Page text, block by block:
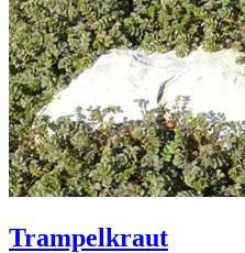
Trampelkraut